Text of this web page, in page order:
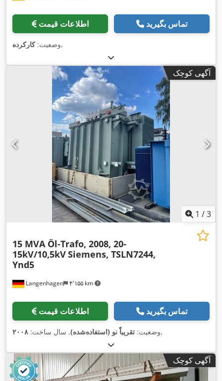
اطلاعات قیمت تماس بگیرید
وضعیت:کارکرده ,
آگهی کوچک
1 /3
Langenhagen ۴٬۱۵۵ km
15 MVA Öl-Trafo, 2008, 20-
15kV/10,5kVSiemens, TSLN7244,
Ynd5
اطلاعات قیمت تماس بگیرید
وضعیت: تقریباً نو (استفاده‌شده), سال ساخت: ۲۰۰۸ ,
آگهی کوچک